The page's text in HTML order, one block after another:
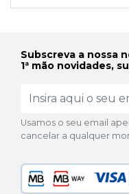
Subscreva a nossa
1ª mão novidades,
Usamos o seu email
cancelar a qualquer